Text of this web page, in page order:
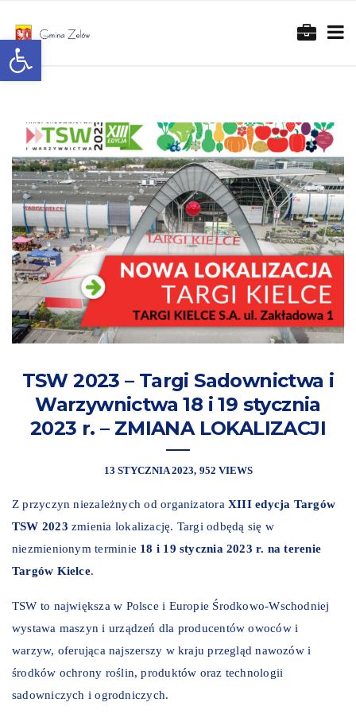
Otwórz pasek narzędzi
TSW 2023 – Targi Sadownictwa i
Warzywnictwa 18 i 19 stycznia
2023 r. – ZMIANA LOKALIZACJI
13 STYCZNIA 2023 952 VIEWS
Z przyczyn niezależnych od organizatora XIII edycja Targów
TSW 2023 zmienia lokalizację. Targi odbędą się w
niezmienionym terminie 18 i 19 stycznia 2023 r. na terenie
Targów Kielce.
TSW to największa w Polsce i Europie Środkowo-Wschodniej
wystawa maszyn i urządzeń dla producentów owoców i
warzyw, oferująca najszerszy w kraju przegląd nawozów i
środków ochrony roślin, produktów oraz technologii
sadowniczych i ogrodniczych.